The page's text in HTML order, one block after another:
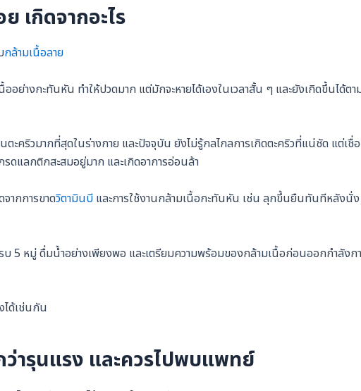
เกิดจากอะไร
กล้ามเนื้อลาย
ย่างกะทันหัน ทำให้ปวดมาก แต่มักจะหายได้เองในเวลาสั้น ๆ และยังเกิดขึ้นได้ตา
ะคริวมากที่สุดในร่างกาย และปัจจุบัน ยังไม่รู้กลไกลการเกิดตะคริวที่แน่ชัด แต่เชื่อ
ดแลกติกสะสมอยู่มาก และเกิดอาการอ่อนล้า
ากการขาดวิตามินบี และการใช้งานกล้ามเนื้อกะทันหัน เช่น ลุกขึ้นยืนทันทีหลังนั่ง
5 หมู่ ดื่มน้ำอย่างเพียงพอ และเตรียมความพร้อมของกล้ามเนื้อก่อนออกกำลังก
ด้เช่นกัน
ารุนแรง และควรไปพบแพทย์